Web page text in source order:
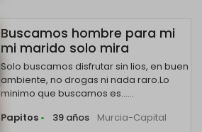
Buscamos hombre para mi
mi marido solo mira
Solo buscamos disfrutar sin lios, en buen
ambiente, no drogas ni nada raro.Lo
minimo que buscamos es......
Papitos • 39 años Murcia-Capital